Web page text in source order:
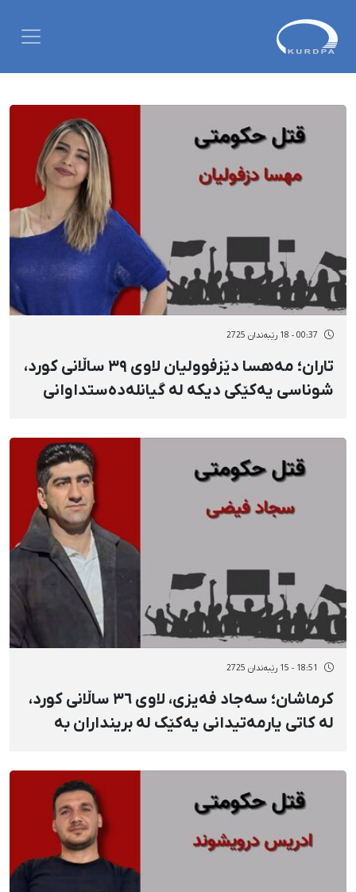
00:37 - 18 رێبەندان 2725
تاران؛ مەهسا دێزفوولیان لاوی ٣٩ ساڵانی کورد،
شوناسی یەکێکی دیکە لە گیانلەدەستداوانی
18:51 - 15 رێبەندان 2725
کرماشان؛ سەجاد فەیزی، لاوی ٣٦ ساڵانی کورد،
لە کاتی یارمەتیدانی یەکێک لە برینداران بە
وەرزشوان بووە و بڕوانامەی کارناسیی باڵای
هەبووە